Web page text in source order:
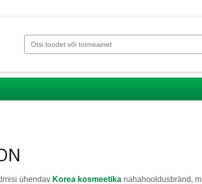
ühendav Korea kosmeetika nahahooldusbränd, mis toob esile Joseoni dünastia ilu saladused, kombineerides neid